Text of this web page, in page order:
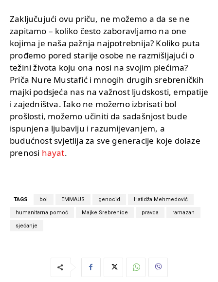
Zaključujući ovu priču, ne možemo a da se ne
zapitamo – koliko često zaboravljamo na one
kojima je naša pažnja najpotrebnija? Koliko puta
prođemo pored starije osobe ne razmišljajući o
težini života koju ona nosi na svojim plećima?
Priča Nure Mustafić i mnogih drugih srebreničkih
majki podsjeća nas na važnost ljudskosti, empatije
i zajedništva. Iako ne možemo izbrisati bol
prošlosti, možemo učiniti da sadašnjost bude
ispunjena ljubavlju i razumijevanjem, a
budućnost svjetlija za sve generacije koje dolaze
prenosi hayat.
TAGS bol EMMAUS genocid Hatidža Mehmedović
humanitarna pomoć Majke Srebrenice pravda ramazan
sjećanje